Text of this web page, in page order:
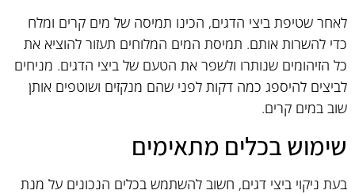
לאחר שטיפת ביצי הדגים, הכינו תמיסה של מים קרים ומלח
כדי להשרות אותם. תמיסת המים המלוחים תעזור להוציא את
כל הזיהומים שנותרו ולשפר את הטעם של ביצי הדגים. מניחים
לביצים להיספג כמה דקות לפני שהם מנקזים ושוטפים אותן
שוב במים קרים.
שימוש בכלים מתאימים
בעת ניקוי ביצי דגים, חשוב להשתמש בכלים הנכונים על מנת